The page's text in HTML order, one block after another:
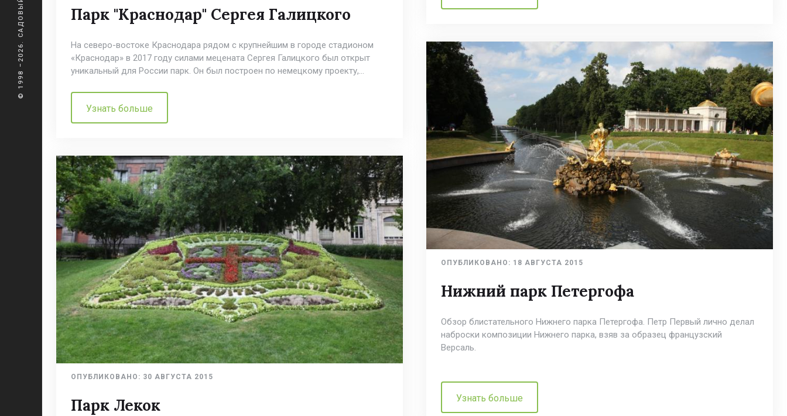
Парк "Краснодар" Сергея Галицкого
На северо-востоке Краснодара рядом с крупнейшим в городе стадионом
«Краснодар» в 2017 году силами мецената Сергея Галицкого был открыт
уникальный для России парк. Он был построен по немецкому проекту,…
Узнать больше
ОПУБЛИКОВАНО: 30 АВГУСТА 2015
Парк Лекок
ОПУБЛИКОВАНО: 18 АВГУСТА 2015
Нижний парк Петергофа
Обзор блистательного Нижнего парка Петергофа. Петр Первый лично делал
наброски композиции Нижнего парка, взяв за образец французский
Версаль.
Узнать больше